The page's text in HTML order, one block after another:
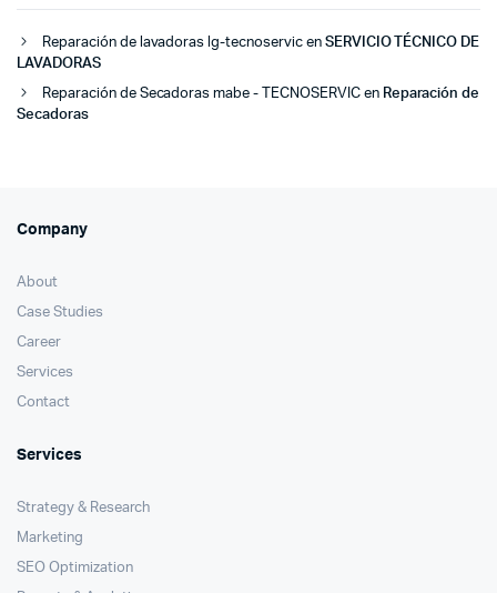
Reparación de lavadoras lg-tecnoservicen SERVICIO TÉCNICO DE
LAVADORAS
Reparación de Secadoras mabe - TECNOSERVICen Reparación de
Secadoras
Company
About
Case Studies
Career
Services
Contact
Services
Strategy & Research
Marketing
SEO Optimization